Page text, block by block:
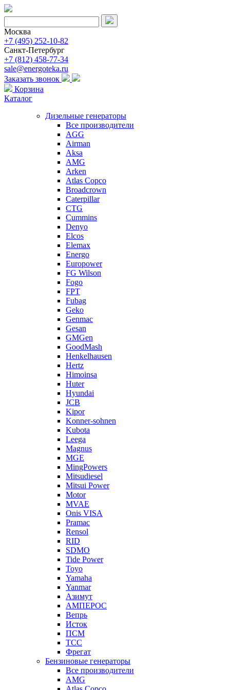
Москва
+7 (495) 252-10-82
Санкт-Петербург
+7 (812) 458-77-34
sale@energoteka.ru
Заказать звонок
Корзина
Каталог
Дизельные генераторы
Все производители
AGG
Airman
Aksa
AMG
Arken
Atlas Copco
Broadcrown
Caterpillar
CTG
Cummins
Denyo
Elcos
Elemax
Energo
Europower
FG Wilson
Fogo
FPT
Fubag
Geko
Genmac
Gesan
GMGen
GoodMash
Henkelhausen
Hertz
Himoinsa
Huter
Hyundai
JCB
Kipor
Konner-sohnen
Kubota
Leega
Magnus
MGE
MingPowers
Mitsudiesel
Mitsui Power
Motor
MVAE
Onis VISA
Pramac
Rensol
RID
SDMO
Tide Power
Toyo
Yamaha
Yanmar
Азимут
АМПЕРОС
Вепрь
Исток
ПСМ
ТСС
Фрегат
Бензиновые генераторы
Все производители
AMG